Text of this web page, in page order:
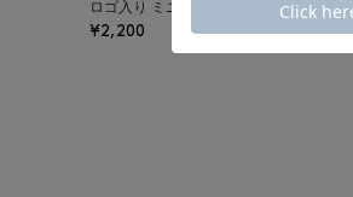
ロゴ入り ミニトートバッグ "FUKUOKA"
¥2,200